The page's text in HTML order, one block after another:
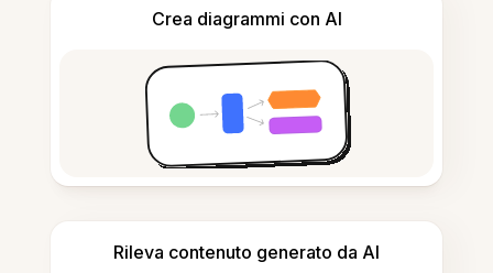
Crea diagrammi con AI
Rileva contenuto generato da AI